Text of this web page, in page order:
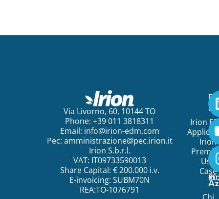
Via Livorno, 60, 10144 TO
Phone: +39 011 3818311
Email: info@irion-edm.com
Pec: amministrazione@pec.irion.it
Irion S.b.r.l.
VAT: IT09733590013
Share Capital: € 200.000 i.v.
E-invoicing: SUBM70N
REA:TO-1076791
Irion
Irion
Use
Case
©